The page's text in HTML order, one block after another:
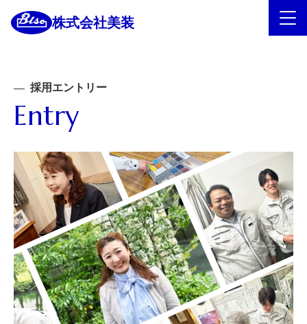
株式会社美装
採用エントリー
Entry